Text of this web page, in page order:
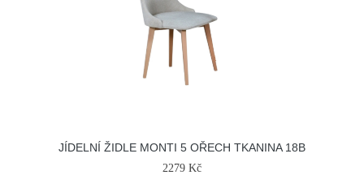
JÍDELNÍ ŽIDLE MONTI 5 OŘECH TKANINA 18B
2279 Kč